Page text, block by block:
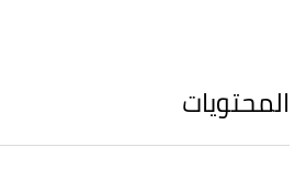
المحتويات